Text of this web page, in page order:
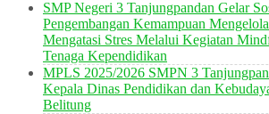
SMP Negeri 3 Tanjungpandan Gelar
Pengembangan Kemampuan
Mengatasi Stres Melalui Kegiatan
Tenaga Kependidikan
MPLS 2025/2026 SMPN 3
Kepala Dinas Pendidikan dan
Belitung